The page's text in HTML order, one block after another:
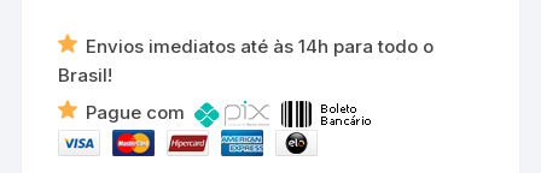
Envios imediatos até às 14h para todo o
Brasil!
Pague com